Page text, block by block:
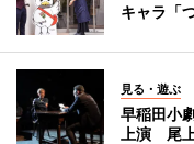
キャラ「
見る・遊ぶ
早稲田小
上演 尾